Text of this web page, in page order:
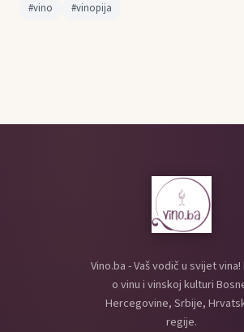
#vino
#vinopija
Vino.ba - Vaš vodič u svijet
o vinu i vinskoj kulturi
Hercegovine, Srbije,
regije.